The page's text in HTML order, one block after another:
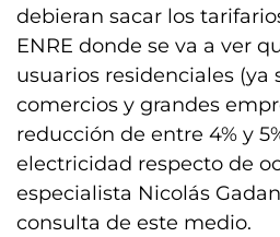
debieran sacar los
ENRE donde se va a ver
usuarios residenciales (ya
comercios y grandes
reducción de entre 4% y
electricidad respecto de
especialista Nicolás
consulta de este medio.